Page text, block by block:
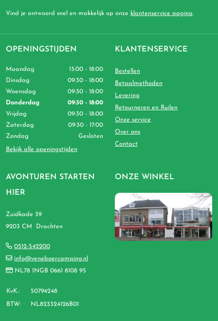
Vind je antwoord snel en makkelijk op onze klantenservice pagina.
AVONTUREN STARTEN
HIER
Zuidkade 39
9203 CM Drachten
0512-542200
info@veneboercamping.nl
NL78 INGB 0661 8108 95
KvK.: 50794248
BTW: NL823324126B01
OPENINGSTIJDEN
Maandag
13:00 - 18:00
Dinsdag
09:30 - 18:00
Woensdag
09:30 - 18:00
Donderdag
09:30 - 18:00
Vrijdag
09:30 - 18:00
Zaterdag
09:30 - 17:00
Zondag
Gesloten
Bekijk alle openingstijden
KLANTENSERVICE
Bestellen
Betaalmethoden
Levering
Retourneren en Ruilen
Onze service
Over ons
Contact
ONZE WINKEL